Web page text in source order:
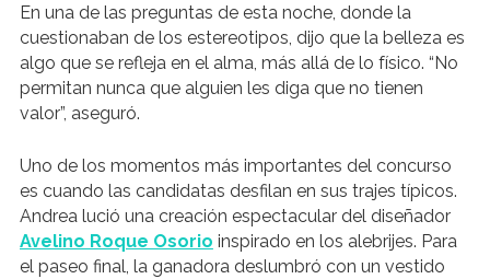
En una de las preguntas de esta noche, donde la
cuestionaban de los estereotipos, dijo que la belleza es
algo que se refleja en el alma, más allá de lo físico. “No
permitan nunca que alguien les diga que no tienen
valor”, aseguró.
Uno de los momentos más importantes del concurso
es cuando las candidatas desfilan en sus trajes típicos.
Andrea lució una creación espectacular del diseñador
Avelino Roque Osorio inspirado en los alebrijes. Para
el paseo final, la ganadora deslumbró con un vestido